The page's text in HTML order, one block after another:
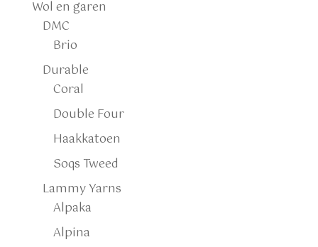
Wol en garen
DMC
Brio
Durable
Coral
Double Four
Haakkatoen
Soqs Tweed
Lammy Yarns
Alpaka
Alpina